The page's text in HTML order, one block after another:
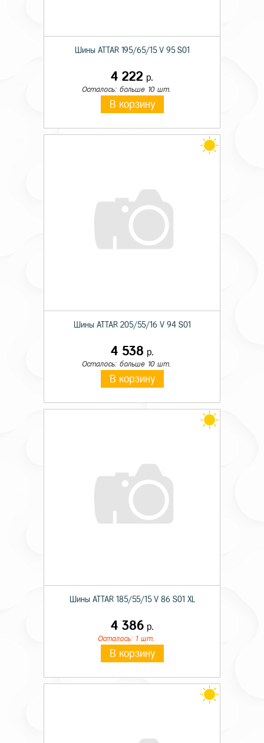
Шины ATTAR 195/65/15 V 95 S01
4 222 р.
Осталось: больше 10 шт.
В корзину
Шины ATTAR 205/55/16 V 94 S01
4 538 р.
Осталось: больше 10 шт.
В корзину
Шины ATTAR 185/55/15 V 86 S01 XL
4 386р.
Осталось: 1 шт.
В корзину